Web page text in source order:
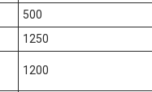
500
1250
1200